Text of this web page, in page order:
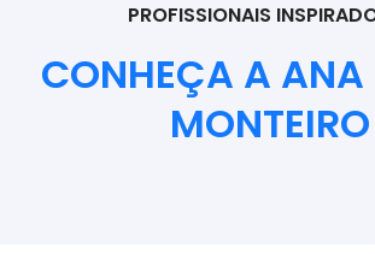
PROFISSIONAIS
CONHEÇA A ANA
MONTEIRO